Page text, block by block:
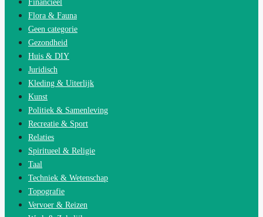
Financieel
Flora & Fauna
Geen categorie
Gezondheid
Huis & DIY
Juridisch
Kleding & Uiterlijk
Kunst
Politiek & Samenleving
Recreatie & Sport
Relaties
Spiritueel & Religie
Taal
Techniek & Wetenschap
Topografie
Vervoer & Reizen